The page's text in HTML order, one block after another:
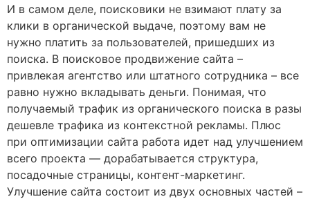
И в самом деле, поисковики не взимают плату за
клики в органической выдаче, поэтому вам не
нужно платить за пользователей, пришедших из
поиска. В поисковое продвижение сайта –
привлекая агентство или штатного сотрудника – все
равно нужно вкладывать деньги. Понимая, что
получаемый трафик из органического поиска в разы
дешевле трафика из контекстной рекламы. Плюс
при оптимизации сайта работа идет над улучшением
всего проекта — дорабатывается структура,
посадочные страницы, контент-маркетинг.
Улучшение сайта состоит из двух основных частей –